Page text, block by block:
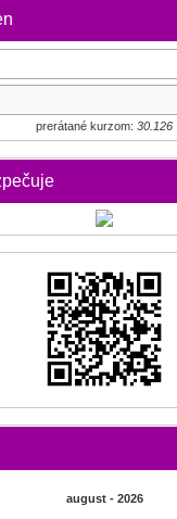
prerátané kurzom: 30.126
august - 2026